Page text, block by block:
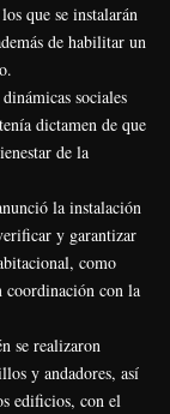
que se instalarán
de habilitar un
sociales
dictamen de que
de la
la instalación
y garantizar
como
coordinación con la
se realizaron
y andadores, así
edificios, con el